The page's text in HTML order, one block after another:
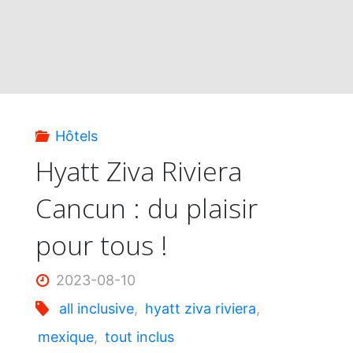
Hôtels
Hyatt Ziva Riviera
Cancun : du plaisir
pour tous !
2023-08-10
all inclusive, hyatt ziva riviera,
mexique, tout inclus